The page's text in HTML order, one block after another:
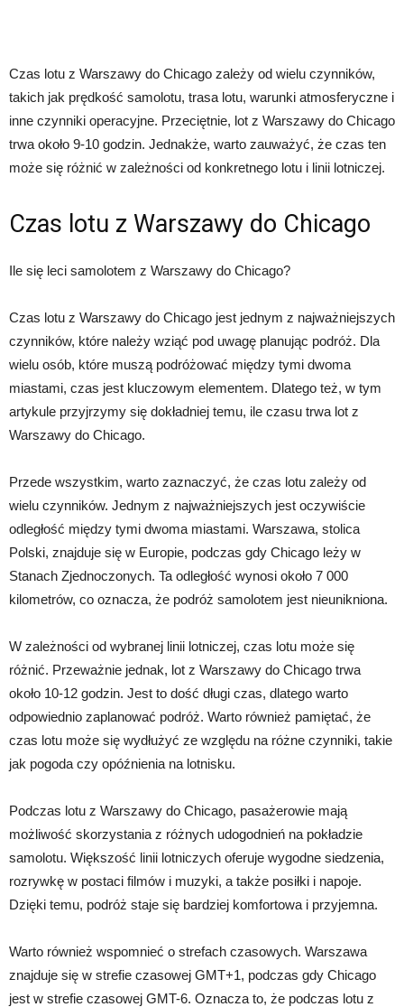
Czas lotu z Warszawy do Chicago zależy od wielu czynników,
takich jak prędkość samolotu, trasa lotu, warunki atmosferyczne i
inne czynniki operacyjne. Przeciętnie, lot z Warszawy do Chicago
trwa około 9-10 godzin. Jednakże, warto zauważyć, że czas ten
może się różnić w zależności od konkretnego lotu i linii lotniczej.
Czas lotu z Warszawy do Chicago
Ile się leci samolotem z Warszawy do Chicago?
Czas lotu z Warszawy do Chicago jest jednym z najważniejszych
czynników, które należy wziąć pod uwagę planując podróż. Dla
wielu osób, które muszą podróżować między tymi dwoma
miastami, czas jest kluczowym elementem. Dlatego też, w tym
artykule przyjrzymy się dokładniej temu, ile czasu trwa lot z
Warszawy do Chicago.
Przede wszystkim, warto zaznaczyć, że czas lotu zależy od
wielu czynników. Jednym z najważniejszych jest oczywiście
odległość między tymi dwoma miastami. Warszawa, stolica
Polski, znajduje się w Europie, podczas gdy Chicago leży w
Stanach Zjednoczonych. Ta odległość wynosi około 7 000
kilometrów, co oznacza, że podróż samolotem jest nieunikniona.
W zależności od wybranej linii lotniczej, czas lotu może się
różnić. Przeważnie jednak, lot z Warszawy do Chicago trwa
około 10-12 godzin. Jest to dość długi czas, dlatego warto
odpowiednio zaplanować podróż. Warto również pamiętać, że
czas lotu może się wydłużyć ze względu na różne czynniki, takie
jak pogoda czy opóźnienia na lotnisku.
Podczas lotu z Warszawy do Chicago, pasażerowie mają
możliwość skorzystania z różnych udogodnień na pokładzie
samolotu. Większość linii lotniczych oferuje wygodne siedzenia,
rozrywkę w postaci filmów i muzyki, a także posiłki i napoje.
Dzięki temu, podróż staje się bardziej komfortowa i przyjemna.
Warto również wspomnieć o strefach czasowych. Warszawa
znajduje się w strefie czasowej GMT+1, podczas gdy Chicago
jest w strefie czasowej GMT-6. Oznacza to, że podczas lotu z